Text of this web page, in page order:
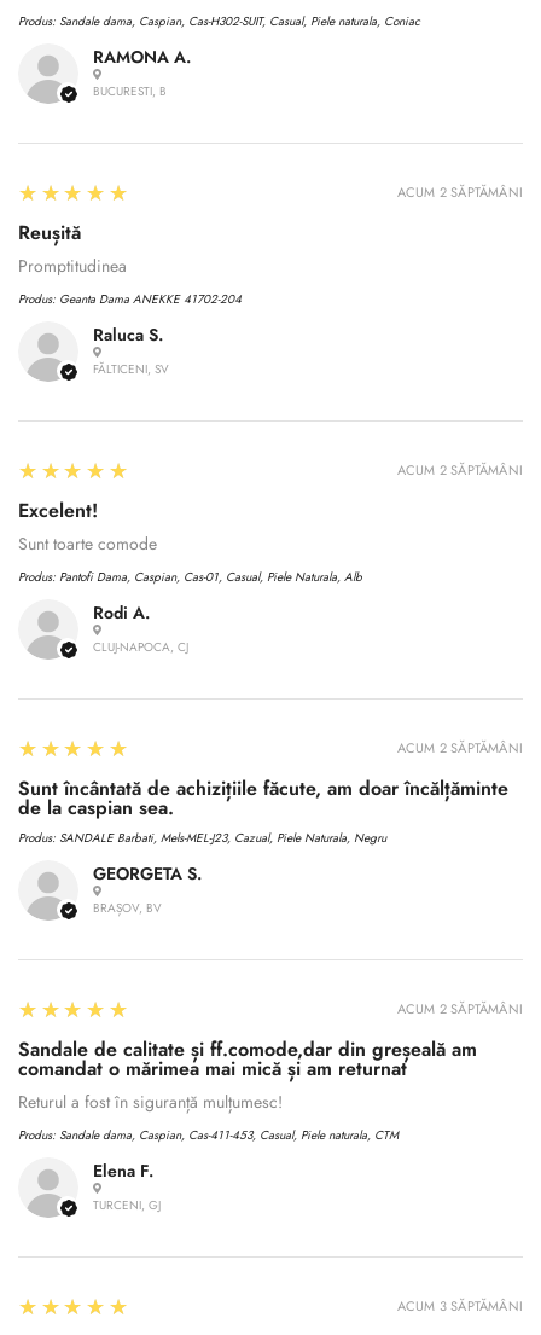
RAMONA A.
BUCURESTI, B
Produs: Sandale dama, Caspian, Cas-H302-SUIT, Casual, Piele naturala, Coniac
Raluca S.
FĂLTICENI, SV
5
★★★★★
Reușită
Promptitudinea
Produs: Geanta Dama ANEKKE 41702-204
ACUM 2 SĂPTĂMÂNI
Rodi A.
CLUJ-NAPOCA, CJ
5
★★★★★
Excelent!
Sunt toarte comode
Produs: Pantofi Dama, Caspian, Cas-01, Casual, Piele Naturala, Alb
ACUM 2 SĂPTĂMÂNI
GEORGETA S.
BRAȘOV, BV
5
★★★★★
Sunt încântată de achizițiile făcute, am doar încălțăminte
de la caspian sea.
Produs: SANDALE Barbati, Mels-MEL-J23, Cazual, Piele Naturala, Negru
ACUM 2 SĂPTĂMÂNI
Elena F.
TURCENI, GJ
5
★★★★★
Sandale de calitate și ff.comode,dar din greșeală am
comandat o mărimea mai mică și am returnat
Returul a fost în siguranță mulțumesc!
Produs: Sandale dama, Caspian, Cas-411-453, Casual, Piele naturala, CTM
ACUM 2 SĂPTĂMÂNI
5
★★★★★ ACUM 3 SĂPTĂMÂNI
Confirm your age
Are you 18 years old or older?